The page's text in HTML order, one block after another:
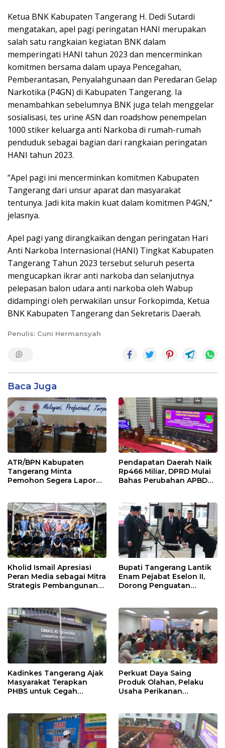
Ketua BNK Kabupaten Tangerang H. Dedi Sutardi
mengatakan, apel pagi peringatan HANI merupakan
salah satu rangkaian kegiatan BNK dalam
memperingati HANI tahun 2023 dan mencerminkan
komitmen bersama dalam upaya Pencegahan,
Pemberantasan, Penyalahgunaan dan Peredaran Gelap
Narkotika (P4GN) di Kabupaten Tangerang. Ia
menambahkan sebelumnya BNK juga telah menggelar
sosialisasi, tes urine ASN dan roadshow penempelan
1000 stiker keluarga anti Narkoba di rumah-rumah
penduduk sebagai bagian dari rangkaian peringatan
HANI tahun 2023.
“Apel pagi ini mencerminkan komitmen Kabupaten
Tangerang dari unsur aparat dan masyarakat
tentunya. Jadi kita makin kuat dalam komitmen P4GN,”
jelasnya.
Apel pagi yang dirangkaikan dengan peringatan Hari
Anti Narkoba Internasional (HANI) Tingkat Kabupaten
Tangerang Tahun 2023 tersebut seluruh peserta
mengucapkan ikrar anti narkoba dan selanjutnya
pelepasan balon udara anti narkoba oleh Wabup
didampingi oleh perwakilan unsur Forkopimda, Ketua
BNK Kabupaten Tangerang dan Sekretaris Daerah.
Penulis: Cuni Hermansyah
Baca Juga
ATR/BPN Kabupaten
Tangerang Minta
Pemohon Segera Lapor
Pendapatan Daerah Naik
Rp466 Miliar, DPRD Mulai
Bahas Perubahan APBD
Kholid Ismail Apresiasi
Peran Media sebagai Mitra
Strategis Pembangunan
Bupati Tangerang Lantik
Enam Pejabat Eselon II,
Dorong Penguatan
Kadinkes Tangerang Ajak
Masyarakat Terapkan
PHBS untuk Cegah
Perkuat Daya Saing
Produk Olahan, Pelaku
Usaha Perikanan